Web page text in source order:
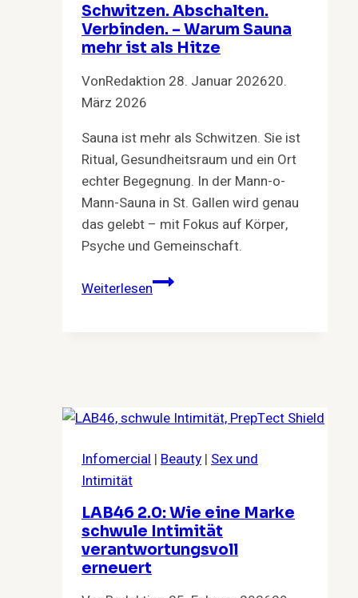
Schwitzen. Abschalten.
Verbinden. – Warum Sauna
mehr ist als Hitze
VonRedaktion 28. Januar 202620.
März 2026
Sauna ist mehr als Schwitzen. Sie ist
Ritual, Gesundheitsraum und ein Ort
echter Begegnung. In der Mann-o-
Mann-Sauna in St. Gallen wird genau
das gelebt – mit Fokus auf Körper,
Psyche und Gemeinschaft.
WeiterlesenSchwitzen.
mehr
als
Infomercial | Beauty | Sex und
Intimität
LAB46 2.0: Wie eine Marke
schwule Intimität
verantwortungsvoll
erneuert